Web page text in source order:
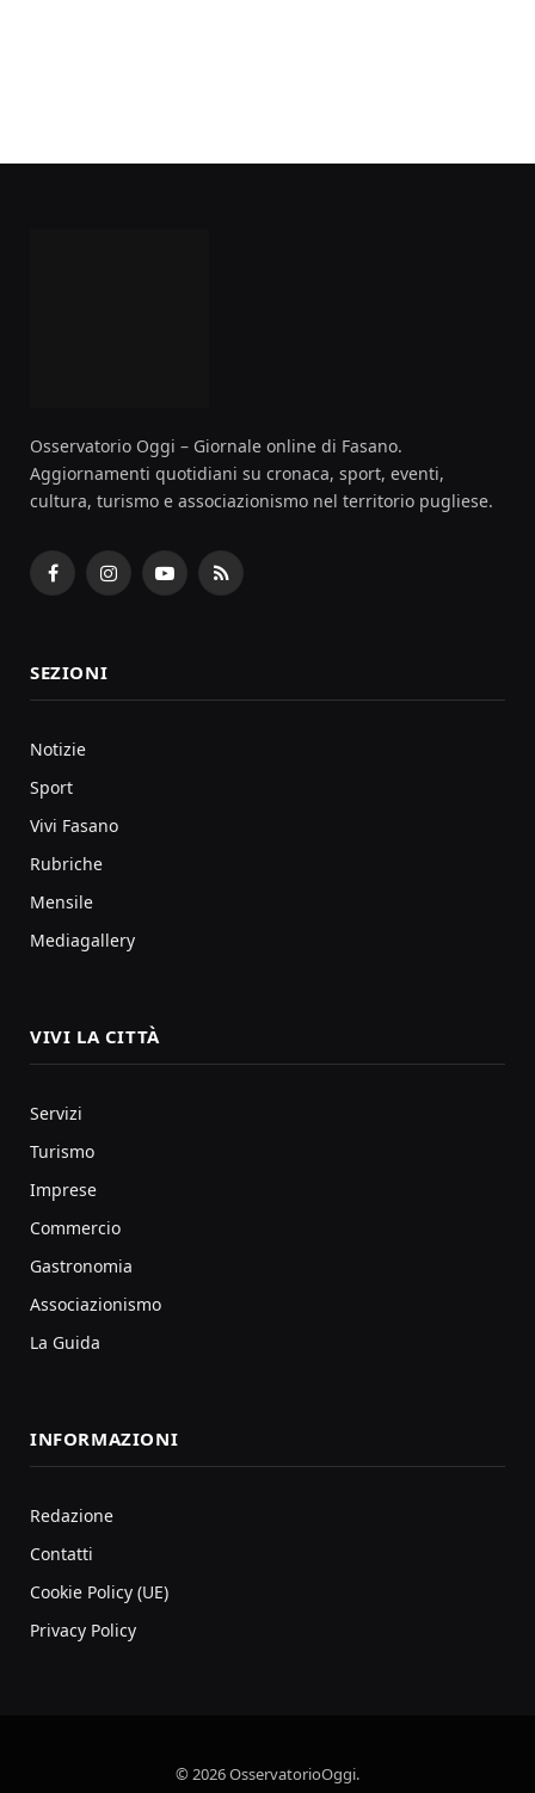
Osservatorio Oggi – Giornale online di Fasano.
Aggiornamenti quotidiani su cronaca, sport, eventi,
cultura, turismo e associazionismo nel territorio pugliese.
FacebookInstagramYouTubeRSS
SEZIONI
Notizie
Sport
Vivi Fasano
Rubriche
Mensile
Mediagallery
VIVI LA CITTÀ
Servizi
Turismo
Imprese
Commercio
Gastronomia
Associazionismo
La Guida
INFORMAZIONI
Redazione
Contatti
Cookie Policy (UE)
Privacy Policy
© 2026 OsservatorioOggi.